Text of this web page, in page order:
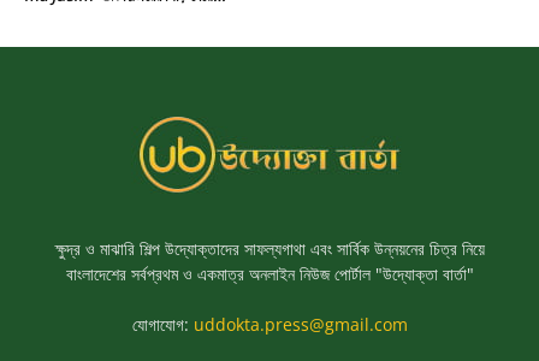
ক্ষুদ্র ও মাঝারি শিল্প উদ্যোক্তাদের সাফল্যগাথা এবং সার্বিক উন্নয়নের চিত্র নিয়ে
বাংলাদেশের সর্বপ্রথম ও একমাত্র অনলাইন নিউজ পোর্টাল "উদ্যোক্তা বার্তা"
যোগাযোগ: uddokta.press@gmail.com